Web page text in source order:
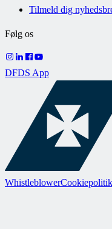
Tilmeld dig
Følg os
DFDS App
WhistleblowerCookiepolitik